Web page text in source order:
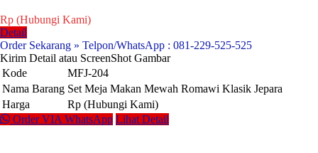
Rp (Hubungi Kami)
Detail
Order Sekarang » Telpon/WhatsApp : 081-229-525-525
Kirim Detail atau ScreenShot Gambar
Kode
MFJ-204
Nama Barang Set Meja Makan Mewah Romawi Klasik Jepara
Harga
Rp (Hubungi Kami)
Order VIA WhatsApp Lihat Detail